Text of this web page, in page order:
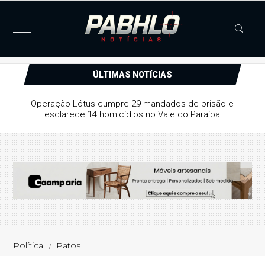
ÚLTIMAS NOTÍCIAS
Justiça concede liberdade provisória a suspeito de série
de furtos e arrombamentos em Patos
Política Patos